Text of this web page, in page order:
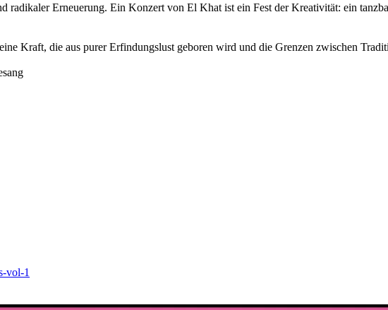
radikaler Erneuerung. Ein Konzert von El Khat ist ein Fest der Kreativität: ein
Kraft, die aus purer Erfindungslust geboren wird und die Grenzen zwischen
vol-1